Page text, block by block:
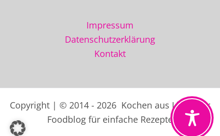
Impressum
Datenschutzerklärung
Kontakt
Copyright | © 2014 - 2026 Kochen aus Liebe der
Foodblog für einfache Rezepte